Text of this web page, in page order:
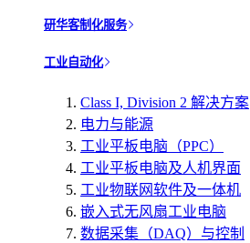
研华客制化服务
工业自动化
Class I, Division 2 解决方案
电力与能源
工业平板电脑（PPC）
工业平板电脑及人机界面
工业物联网软件及一体机
嵌入式无风扇工业电脑
数据采集（DAQ）与控制